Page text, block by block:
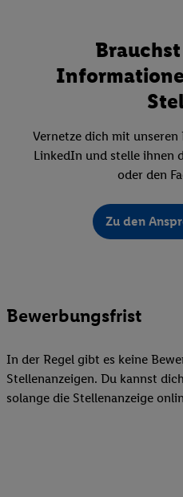
Vernetze dich mit
LinkedIn und stelle ihnen
oder den
Zu den
Bewerbungsfrist
In der Regel gibt es keine
Stellenanzeigen. Du kannst
solange die Stellenanzeige